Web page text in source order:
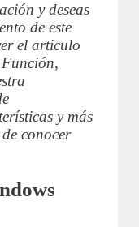
y deseas
de este
el articulo
y más
conocer